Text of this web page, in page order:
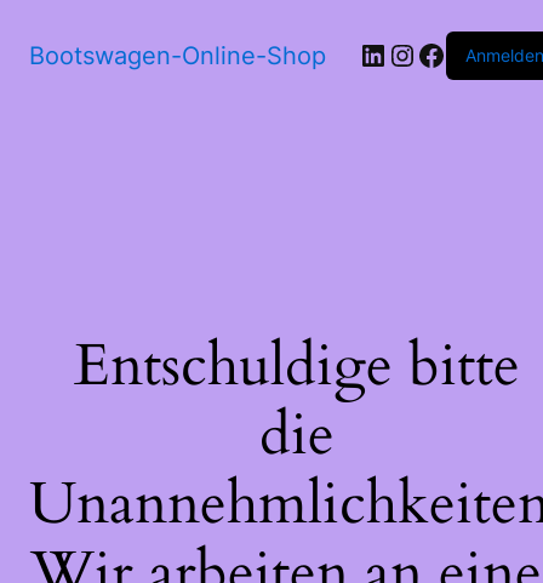
Bootswagen-Online-Shop LinkedIn
Instagram
Anmelden
Entschuldige bitte
die